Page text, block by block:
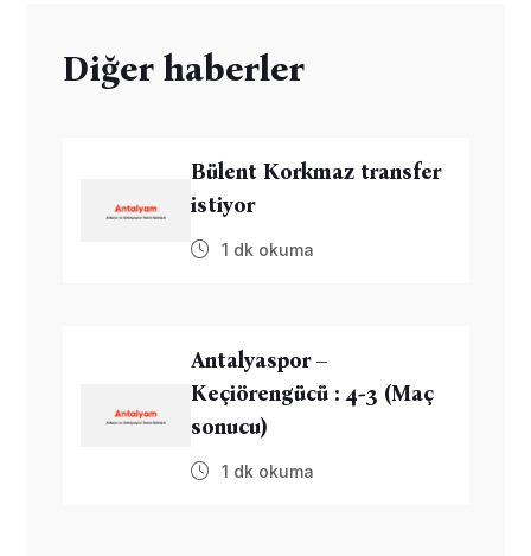
Diğer haberler
Bülent Korkmaz transfer
istiyor
1 dk okuma
Antalyaspor –
Keçiörengücü : 4-3 (Maç
sonucu)
1 dk okuma